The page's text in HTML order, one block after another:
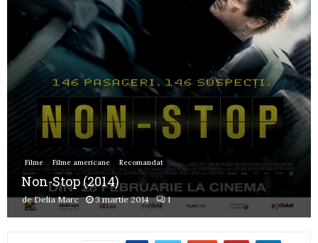
Filme Filme americane Recomandat
Non-Stop (2014)
deDelia Marc 3 martie 2014 1